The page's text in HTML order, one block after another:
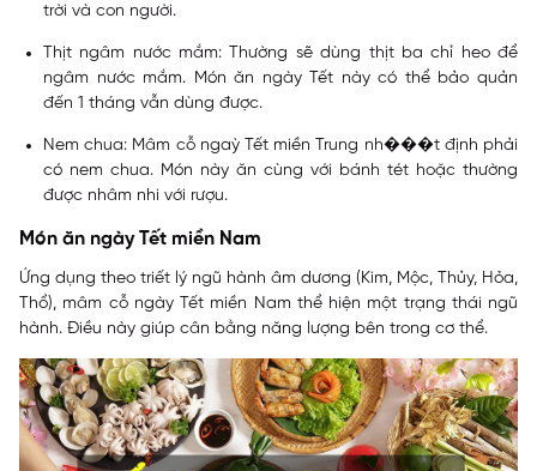
trời và con người.
Thịt ngâm nước mắm: Thường sẽ dùng thịt ba chỉ heo để
ngâm nước mắm. Món ăn ngày Tết này có thể bảo quản
đến 1 tháng vẫn dùng được.
Nem chua: Mâm cỗ ngaỳ Tết miền Trung nh���t định phải
có nem chua. Món này ăn cùng với bánh tét hoặc thường
được nhâm nhi với rượu.
Món ăn ngày Tết miền Nam
Ứng dụng theo triết lý ngũ hành âm dương (Kim, Mộc, Thủy, Hỏa,
Thổ), mâm cỗ ngày Tết miền Nam thể hiện một trạng thái ngũ
hành. Điều này giúp cân bằng năng lượng bên trong cơ thể.